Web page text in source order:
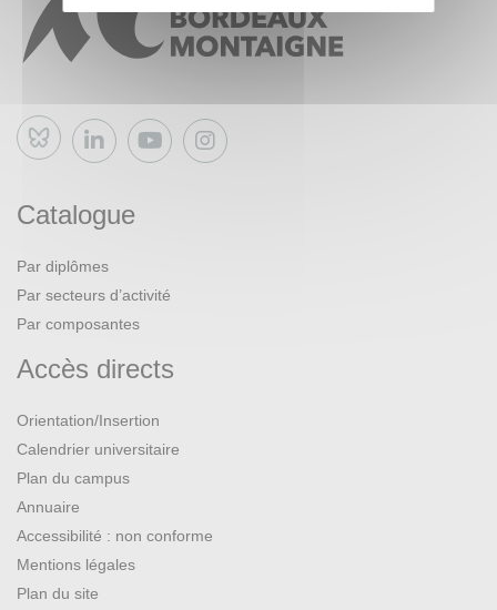
Bluesky
Catalogue
Par diplômes
Par secteurs d’activité
Par composantes
Accès directs
Orientation/Insertion
Calendrier universitaire
Plan du campus
Annuaire
Accessibilité : non conforme
Mentions légales
Plan du site